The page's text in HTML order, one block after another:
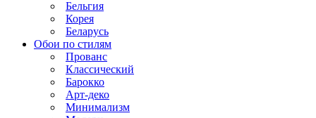
Бельгия
Корея
Беларусь
Обои по стилям
Прованс
Классический
Барокко
Арт-деко
Минимализм